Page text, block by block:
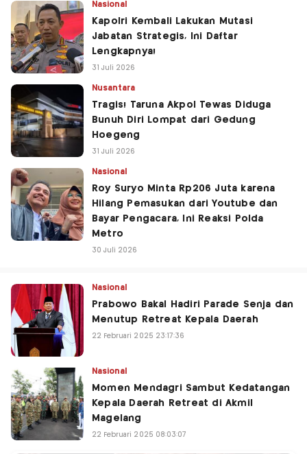
Nasional
Kapolri Kembali Lakukan Mutasi
Jabatan Strategis, Ini Daftar
Lengkapnya!
31 Juli 2026
Nusantara
Tragis! Taruna Akpol Tewas Diduga
Bunuh Diri Lompat dari Gedung
Hoegeng
31 Juli 2026
Nasional
Roy Suryo Minta Rp206 Juta karena
Hilang Pemasukan dari Youtube dan
Bayar Pengacara, Ini Reaksi Polda
Metro
30 Juli 2026
Nasional
Prabowo Bakal Hadiri Parade Senja dan
Menutup Retreat Kepala Daerah
22 Februari 2025 23:17:36
Nasional
Momen Mendagri Sambut Kedatangan
Kepala Daerah Retreat di Akmil
Magelang
22 Februari 2025 08:03:07